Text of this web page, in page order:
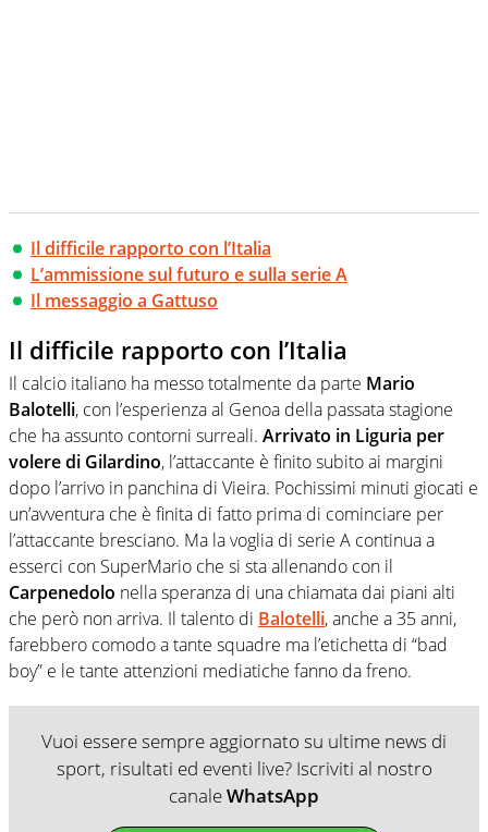
Il difficile rapporto con l’Italia
L’ammissione sul futuro e sulla serie A
Il messaggio a Gattuso
Il difficile rapporto con l’Italia
Il calcio italiano ha messo totalmente da parte Mario
Balotelli, con l’esperienza al Genoa della passata stagione
che ha assunto contorni surreali. Arrivato in Liguria per
volere di Gilardino, l’attaccante è finito subito ai margini
dopo l’arrivo in panchina di Vieira. Pochissimi minuti giocati e
un’avventura che è finita di fatto prima di cominciare per
l’attaccante bresciano. Ma la voglia di serie A continua a
esserci con SuperMario che si sta allenando con il
Carpenedolo nella speranza di una chiamata dai piani alti
che però non arriva. Il talento di Balotelli, anche a 35 anni,
farebbero comodo a tante squadre ma l’etichetta di “bad
boy” e le tante attenzioni mediatiche fanno da freno.
Vuoi essere sempre aggiornato su ultime news di
sport, risultati ed eventi live? Iscriviti al nostro
canaleWhatsApp